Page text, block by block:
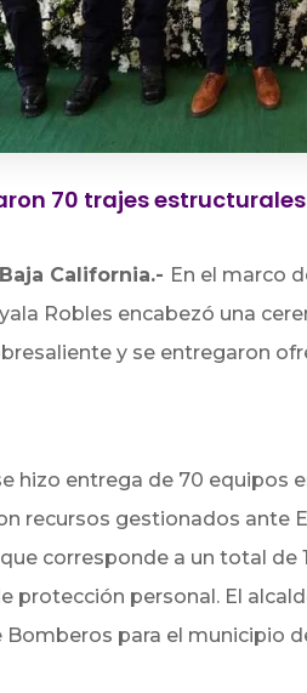
70 trajes
California.- En el marco
Robles encabezó una
y se entregaron
hizo entrega de 70 equipos
recursos gestionados ante
corresponde a un total de
protección personal. El
Bomberos para el municipio